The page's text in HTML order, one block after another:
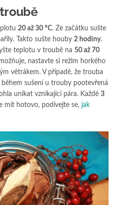
20 až 30 °C. Ze začátku sušte
Takto sušte houby 2 hodiny.
teplotu v troubě na 50 až 70
nastavte si režim horkého
větrákem. V případě, že trouba
sušení u trouby pootevřená
unikat vznikající pára. Každé 3
mít hotovo, podívejte se, jak